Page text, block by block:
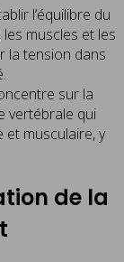
l’équilibre du
muscles et les
la tension dans
sur la
vertébrale qui
musculaire, y
de la